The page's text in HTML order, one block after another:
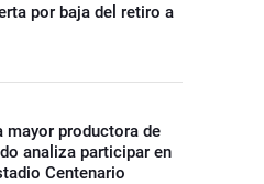
por baja del retiro a
mayor productora de
analiza participar en
Centenario